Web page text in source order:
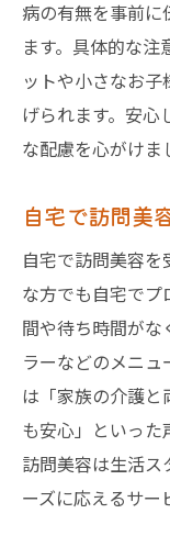
病の有無を事前に
ます。具体的な
ットや小さなお
げられます。安
な配慮を心がけま
自宅で訪問美
自宅で訪問美容
な方でも自宅で
間や待ち時間が
ラーなどのメニ
は「家族の介護
も安心」といった
訪問美容は生活
ーズに応えるサー